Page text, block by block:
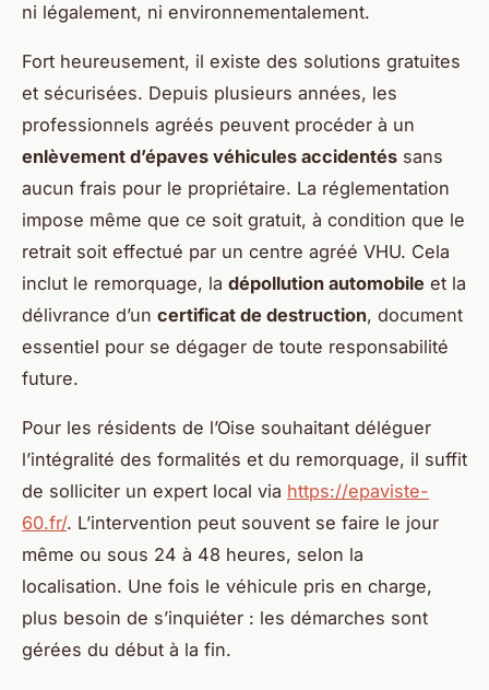
ni légalement, ni environnementalement.
Fort heureusement, il existe des solutions gratuites
et sécurisées. Depuis plusieurs années, les
professionnels agréés peuvent procéder à un
enlèvement d’épaves véhicules accidentés sans
aucun frais pour le propriétaire. La réglementation
impose même que ce soit gratuit, à condition que le
retrait soit effectué par un centre agréé VHU. Cela
inclut le remorquage, la dépollution automobile et la
délivrance d’un certificat de destruction, document
essentiel pour se dégager de toute responsabilité
future.
Pour les résidents de l’Oise souhaitant déléguer
l’intégralité des formalités et du remorquage, il suffit
de solliciter un expert local via https://epaviste-
60.fr/. L’intervention peut souvent se faire le jour
même ou sous 24 à 48 heures, selon la
localisation. Une fois le véhicule pris en charge,
plus besoin de s’inquiéter : les démarches sont
gérées du début à la fin.